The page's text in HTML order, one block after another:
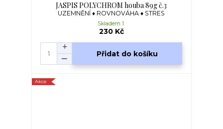
JASPIS POLYCHROM houba 89g č.3
UZEMNĚNÍ ♦ ROVNOVÁHA ♦ STRES
230 Kč
Skladem 1
Přidat do košíku
Akce